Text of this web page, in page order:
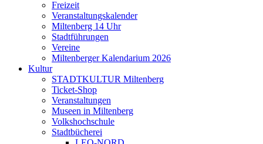
Freizeit
Veranstaltungskalender
Miltenberg 14 Uhr
Stadtführungen
Vereine
Miltenberger Kalendarium 2026
Kultur
STADTKULTUR Miltenberg
Ticket-Shop
Veranstaltungen
Museen in Miltenberg
Volkshochschule
Stadtbücherei